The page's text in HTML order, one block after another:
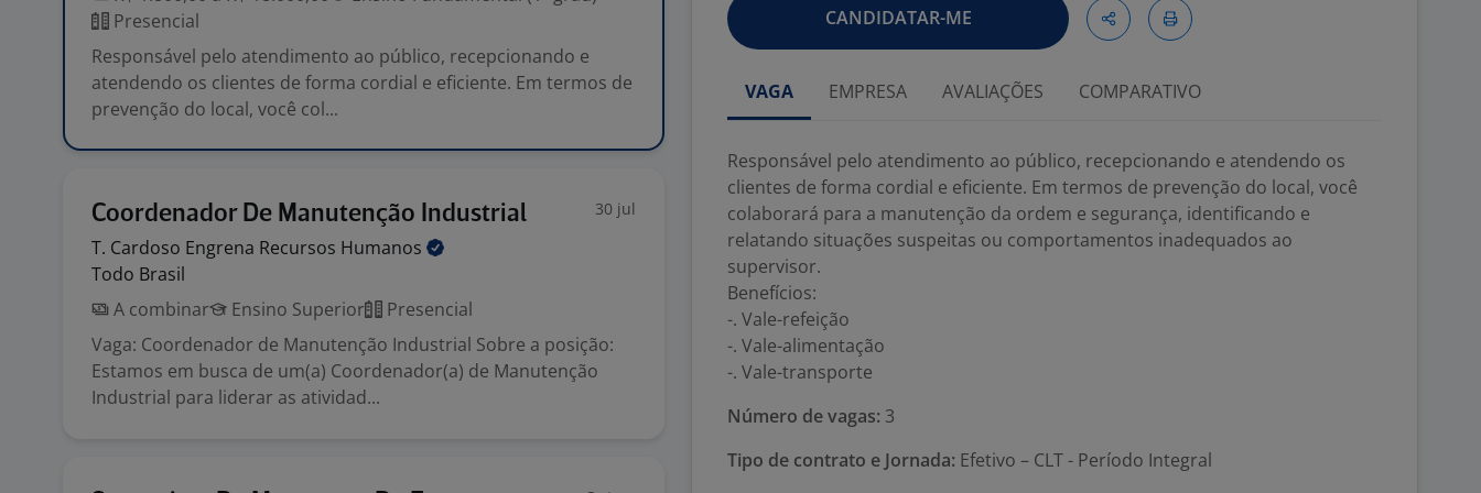
Presencial
Responsável pelo atendimento ao público, recepcionando e
atendendo os clientes de forma cordial e eficiente. Em termos de
prevenção do local, você col...
Coordenador De Manutenção Industrial 30 jul
T. Cardoso Engrena Recursos Humanos
Todo Brasil
A combinar
Ensino Superior
Presencial
Vaga: Coordenador de Manutenção Industrial Sobre a posição:
Estamos em busca de um(a) Coordenador(a) de Manutenção
Industrial para liderar as atividad...
CANDIDATAR-ME
VAGA EMPRESA AVALIAÇÕES COMPARATIVO
Responsável pelo atendimento ao público, recepcionando e atendendo os
clientes de forma cordial e eficiente. Em termos de prevenção do local, você
colaborará para a manutenção da ordem e segurança, identificando e
relatando situações suspeitas ou comportamentos inadequados ao
supervisor.
Benefícios:
-. Vale-refeição
-. Vale-alimentação
-. Vale-transporte
Número de vagas: 3
Tipo de contrato e Jornada: Efetivo – CLT - Período Integral